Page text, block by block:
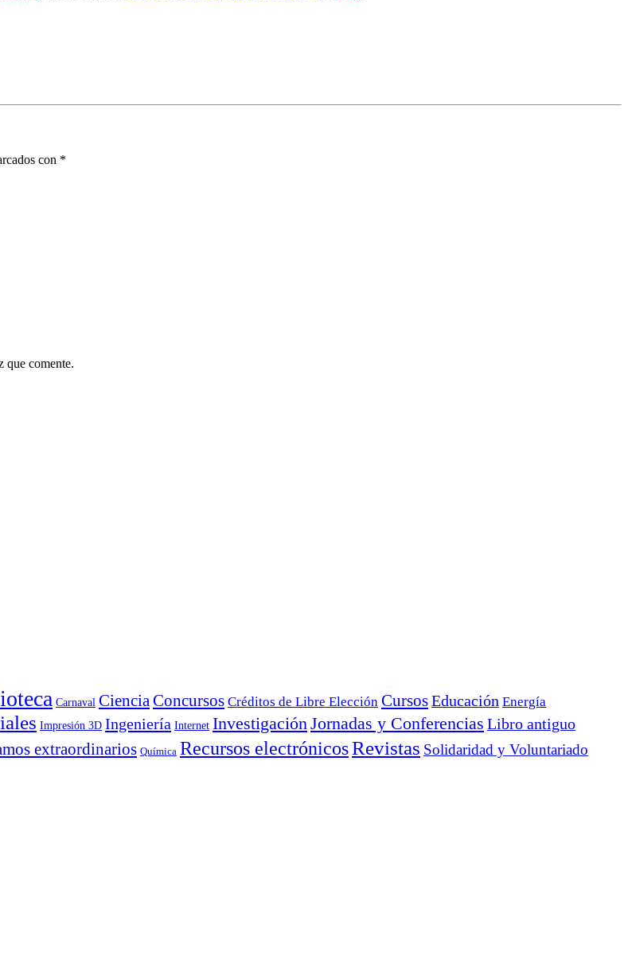
con *
que comente.
Carnaval CienciaConcursos Créditos de Libre Elección CursosEducación Energía
Impresión 3D Ingeniería Internet Investigación Jornadas y Conferencias Libro antiguo
extraordinarios Química Recursos electrónicosRevistas Solidaridad y Voluntariado